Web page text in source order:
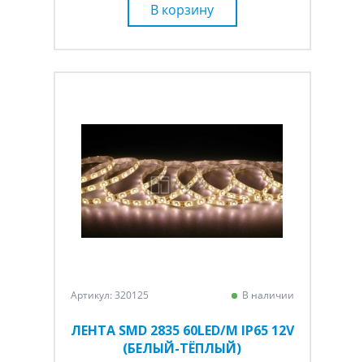
В корзину
Артикул: 320125 В наличии
ЛЕНТА SMD 2835 60LED/M IP65 12V
(БЕЛЫЙ-ТЁПЛЫЙ)